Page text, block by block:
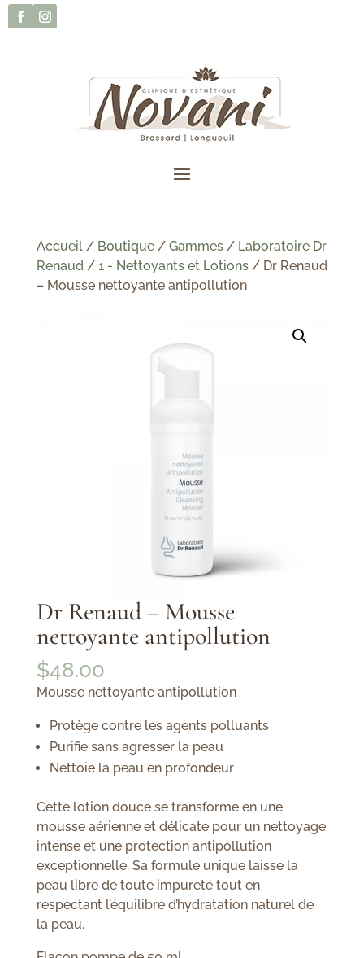
Accueil/ Boutique/ Gammes/ Laboratoire Dr
Renaud/ 1 - Nettoyants et Lotions/ Dr Renaud
– Mousse nettoyante antipollution
Dr Renaud – Mousse
nettoyante antipollution
$48.00
Mousse nettoyante antipollution
Protège contre les agents polluants
Purifie sans agresser la peau
Nettoie la peau en profondeur
Cette lotion douce se transforme en une
mousse aérienne et délicate pour un nettoyage
intense et une protection antipollution
exceptionnelle. Sa formule unique laisse la
peau libre de toute impureté tout en
respectant l’équilibre d’hydratation naturel de
la peau.